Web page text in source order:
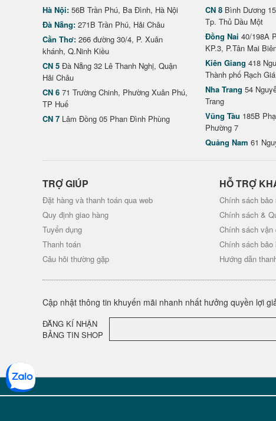
Hà Nội: 56B Trần Phú, Ba Đình, Hà Nội
Đà Nẵng: 271B Trần Phú, Hải Châu
Cần Thơ: 266 đường 30/4, P. Xuân
khánh, Q.Ninh Kiều
CN 5 Đà Nẵng 32 Lê Thanh Nghị, Quận
Hải Châu
CN 6 71 Trường Chinh, Phường Xuân Phú,
TP Huế
CN 7 Lâm Đồng 05 Phan Đình Phùng
CN 8 Bình Dương
Tp. Thủ Dầu Một
Đồng Nai 40/198A
KP.3, P.Tân Mai
Kiên Giang 418
Thành phố Rạch Giá
Nha Trang 54
Trang
Vũng Tàu 185B
Phường 7
Quảng Nam 61
TRỢ GIÚP
Đặt hàng và thanh toán qua web
Quy định giao hàng
Tuyển dụng
Thanh toán
Câu hỏi thường gặp
HỖ TRỢ
Chính sách
Chính sách &
Chính sách vận
Chính sách bảo
Hướng dẫn
Cập nhật thông tin khuyến mãi nhanh nhất hưởng quyền lợi
ĐĂNG KÍ NHẬN
BẢNG TIN SHOP